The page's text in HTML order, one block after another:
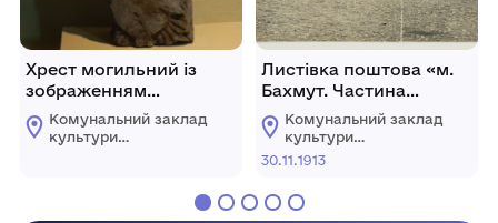
Хрест могильний із
зображенням
"сонячного хреста"
Комунальний заклад
культури
Листівка поштова «м.
Бахмут. Частина
Торгової площі»
Комунальний заклад
культури
"Бахмутський
30.11.1913